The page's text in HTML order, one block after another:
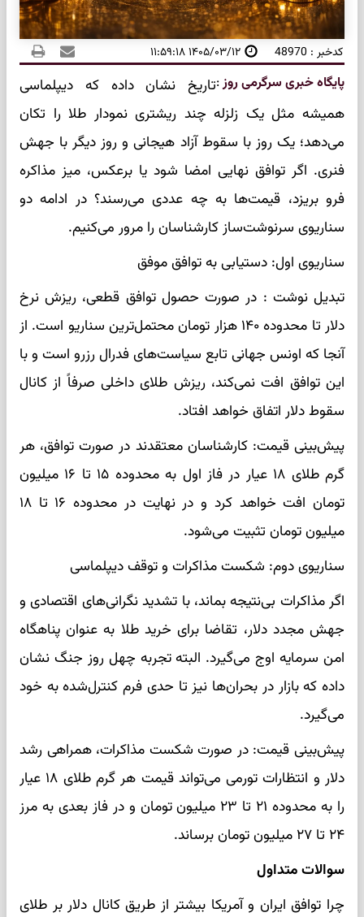
کدخبر : 48970 ۱۴۰۵/۰۳/۱۲ ۱۱:۵۹:۱۸
پایگاه خبری سرگرمی روز:تاریخ نشان داده که دیپلماسی
همیشه مثل یک زلزله چند ریشتری نمودار طلا را تکان
می‌دهد؛ یک روز با سقوط آزاد هیجانی و روز دیگر با جهش
فنری. اگر توافق نهایی امضا شود یا برعکس، میز مذاکره
فرو بریزد، قیمت‌ها به چه عددی می‌رسند؟ در ادامه دو
سناریوی سرنوشت‌ساز کارشناسان را مرور می‌کنیم.
سناریوی اول: دستیابی به توافق موفق
تبدیل نوشت : در صورت حصول توافق قطعی، ریزش نرخ
دلار تا محدوده ۱۴۰ هزار تومان محتمل‌ترین سناریو است. از
آنجا که اونس جهانی تابع سیاست‌های فدرال رزرو است و با
این توافق افت نمی‌کند، ریزش طلای داخلی صرفاً از کانال
سقوط دلار اتفاق خواهد افتاد.
پیش‌بینی قیمت: کارشناسان معتقدند در صورت توافق، هر
گرم طلای ۱۸ عیار در فاز اول به محدوده ۱۵ تا ۱۶ میلیون
تومان افت خواهد کرد و در نهایت در محدوده ۱۶ تا ۱۸
میلیون تومان تثبیت می‌شود.
سناریوی دوم: شکست مذاکرات و توقف دیپلماسی
اگر مذاکرات بی‌نتیجه بماند، با تشدید نگرانی‌های اقتصادی و
جهش مجدد دلار، تقاضا برای خرید طلا به عنوان پناهگاه
امن سرمایه اوج می‌گیرد. البته تجربه چهل روز جنگ نشان
داده که بازار در بحران‌ها نیز تا حدی فرم کنترل‌شده به خود
می‌گیرد.
پیش‌بینی قیمت: در صورت شکست مذاکرات، همراهی رشد
دلار و انتظارات تورمی می‌تواند قیمت هر گرم طلای ۱۸ عیار
را به محدوده ۲۱ تا ۲۳ میلیون تومان و در فاز بعدی به مرز
۲۴ تا ۲۷ میلیون تومان برساند.
سوالات متداول
چرا توافق ایران و آمریکا بیشتر از طریق کانال دلار بر طلای